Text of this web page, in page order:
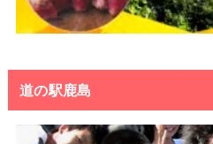
道の駅鹿島